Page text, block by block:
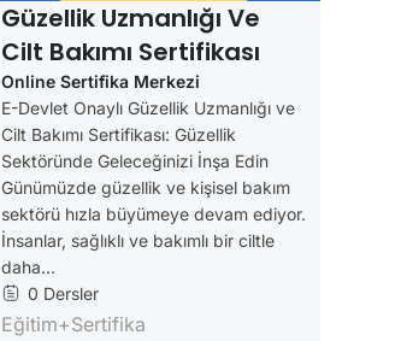
Güzellik Uzmanlığı Ve
Cilt Bakımı Sertifikası
Online Sertifika Merkezi
E-Devlet Onaylı Güzellik Uzmanlığı ve
Cilt Bakımı Sertifikası: Güzellik
Sektöründe Geleceğinizi İnşa Edin
Günümüzde güzellik ve kişisel bakım
sektörü hızla büyümeye devam ediyor.
İnsanlar, sağlıklı ve bakımlı bir ciltle
daha...
0 Dersler
Eğitim+Sertifika